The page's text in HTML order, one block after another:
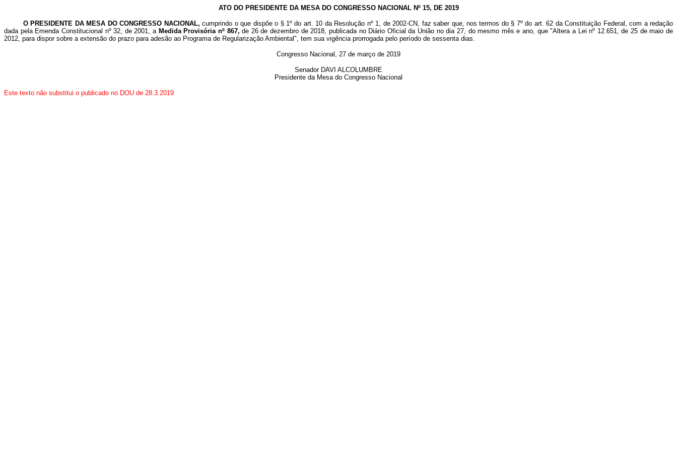
ATO DO PRESIDENTE DA MESA DO CONGRESSO NACIONAL Nº 15, DE 2019
O PRESIDENTE DA MESA DO CONGRESSO NACIONAL,cumprindo o que dispõe o § 1º do art. 10 da Resolução nº 1, de 2002-CN, faz saber que, nos termos do § 7º do art. 62 da Constituição Federal, com a redação
dada pela Emenda Constitucional nº 32, de 2001, a Medida Provisória nº 867,de 26 de dezembro de 2018, publicada no Diário Oficial da União no dia 27, do mesmo mês e ano, que "Altera a Lei nº 12.651, de 25 de maio de
2012, para dispor sobre a extensão do prazo para adesão ao Programa de Regularização Ambiental", tem sua vigência prorrogada pelo período de sessenta dias.
Congresso Nacional, 27 de março de 2019
Senador DAVI ALCOLUMBRE
Presidente da Mesa do Congresso Nacional
Este texto não substitui o publicado no DOU de 28.3.2019